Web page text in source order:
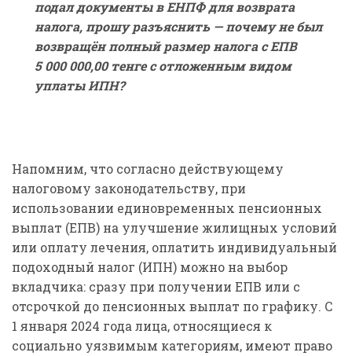
подал документы в ЕНПФ для возврата
налога, прошу разъяснить — почему не был
возвращён полный размер налога с ЕПВ
5 000 000,00 тенге с отложенным видом
уплаты ИПН?
Напомним, что согласно действующему
налоговому законодательству, при
использовании единовременных пенсионных
выплат (ЕПВ) на улучшение жилищных условий
или оплату лечения, оплатить индивидуальный
подоходный налог (ИПН) можно на выбор
вкладчика: сразу при получении ЕПВ или с
отсрочкой до пенсионных выплат по графику. С
1 января 2024 года лица, относящиеся к
социально уязвимым категориям, имеют право